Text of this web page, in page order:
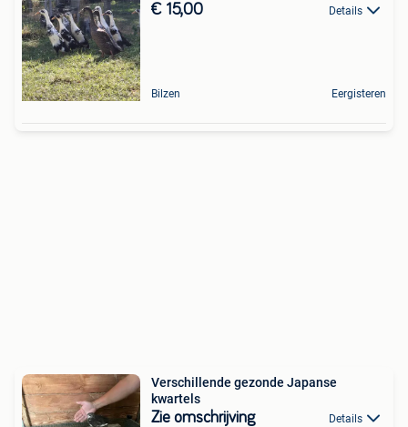
€ 15,00 Details
Bilzen Eergisteren
Verschillende gezonde Japanse
kwartels
Zie omschrijving Details